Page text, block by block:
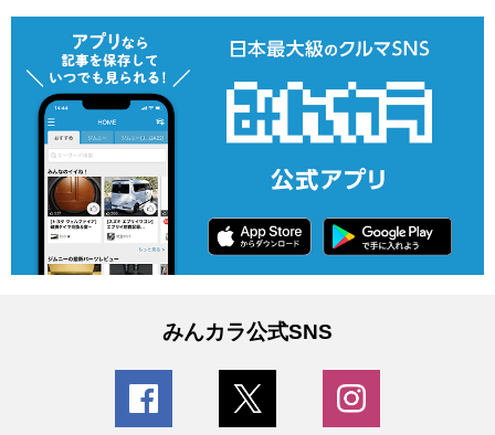
みんカラ公式SNS